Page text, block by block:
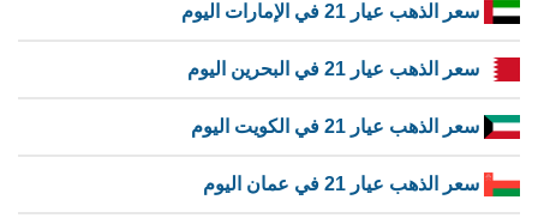
سعر الذهب عيار 21 في الإمارات اليوم
سعر الذهب عيار 21 في البحرين اليوم
سعر الذهب عيار 21 في الكويت اليوم
سعر الذهب عيار 21 في عمان اليوم